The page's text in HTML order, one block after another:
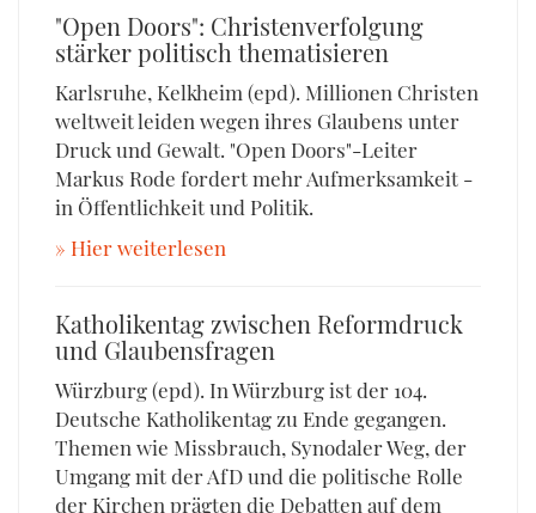
"Open Doors": Christenverfolgung
stärker politisch thematisieren
Karlsruhe, Kelkheim (epd). Millionen Christen
weltweit leiden wegen ihres Glaubens unter
Druck und Gewalt. "Open Doors"-Leiter
Markus Rode fordert mehr Aufmerksamkeit -
in Öffentlichkeit und Politik.
» Hier weiterlesen
Katholikentag zwischen Reformdruck
und Glaubensfragen
Würzburg (epd). In Würzburg ist der 104.
Deutsche Katholikentag zu Ende gegangen.
Themen wie Missbrauch, Synodaler Weg, der
Umgang mit der AfD und die politische Rolle
der Kirchen prägten die Debatten auf dem